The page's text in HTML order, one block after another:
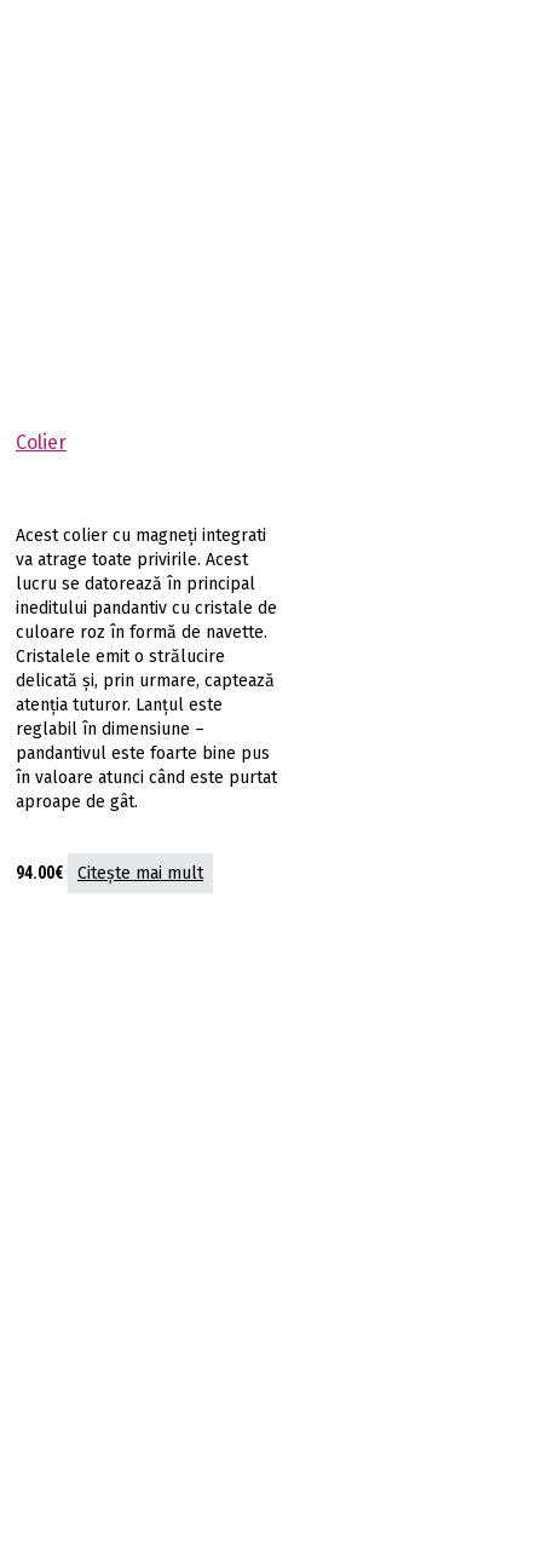
Colier
Acest colier cu magneți integrati
va atrage toate privirile. Acest
lucru se datorează în principal
ineditului pandantiv cu cristale de
culoare roz în formă de navette.
Cristalele emit o strălucire
delicată și, prin urmare, captează
atenția tuturor. Lanțul este
reglabil în dimensiune –
pandantivul este foarte bine pus
în valoare atunci când este purtat
aproape de gât.
94.00€ Citește mai mult